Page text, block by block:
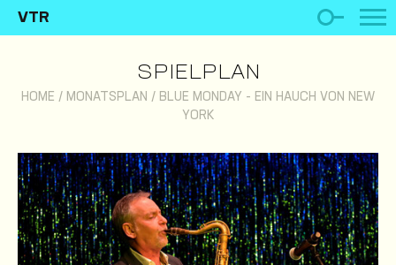
VTR
SPIELPLAN
HOME / MONATSPLAN / BLUE MONDAY - EIN HAUCH VON NEW
YORK